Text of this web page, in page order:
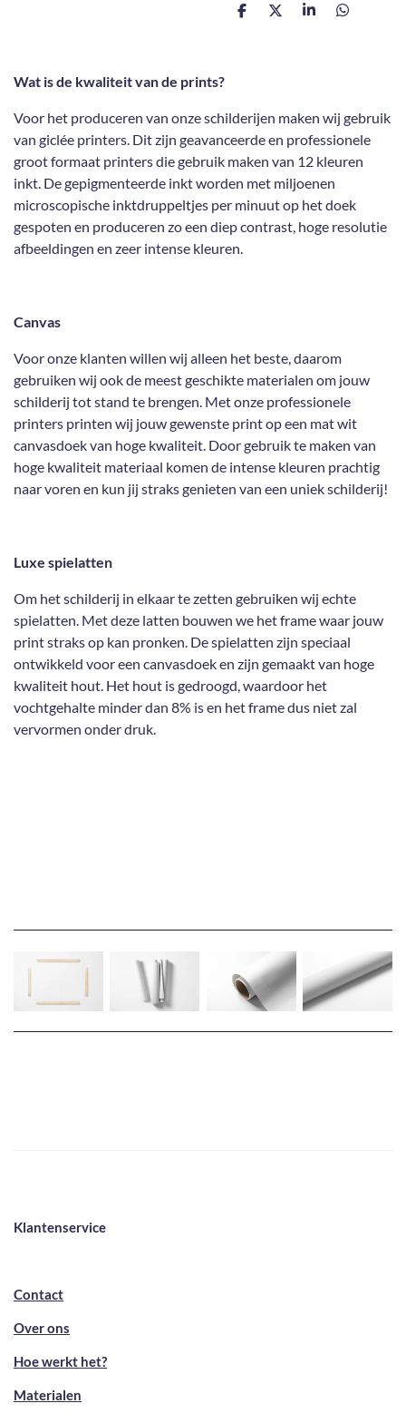
D
D
S
D
Wat is de kwaliteit van de prints?
Voor het produceren van onze schilderijen maken wij gebruik
van giclée printers. Dit zijn geavanceerde en professionele
groot formaat printers die gebruik maken van 12 kleuren
inkt. De gepigmenteerde inkt worden met miljoenen
microscopische inktdruppeltjes per minuut op het doek
gespoten en produceren zo een diep contrast, hoge resolutie
afbeeldingen en zeer intense kleuren.
Canvas
Voor onze klanten willen wij alleen het beste, daarom
gebruiken wij ook de meest geschikte materialen om jouw
schilderij tot stand te brengen. Met onze professionele
printers printen wij jouw gewenste print op een mat wit
canvasdoek van hoge kwaliteit. Door gebruik te maken van
hoge kwaliteit materiaal komen de intense kleuren prachtig
naar voren en kun jij straks genieten van een uniek schilderij!
Luxe spielatten
Om het schilderij in elkaar te zetten gebruiken wij echte
spielatten. Met deze latten bouwen we het frame waar jouw
print straks op kan pronken. De spielatten zijn speciaal
ontwikkeld voor een canvasdoek en zijn gemaakt van hoge
kwaliteit hout. Het hout is gedroogd, waardoor het
vochtgehalte minder dan 8% is en het frame dus niet zal
vervormen onder druk.
Klantenservice
Contact
Over ons
Hoe werkt het?
Materialen